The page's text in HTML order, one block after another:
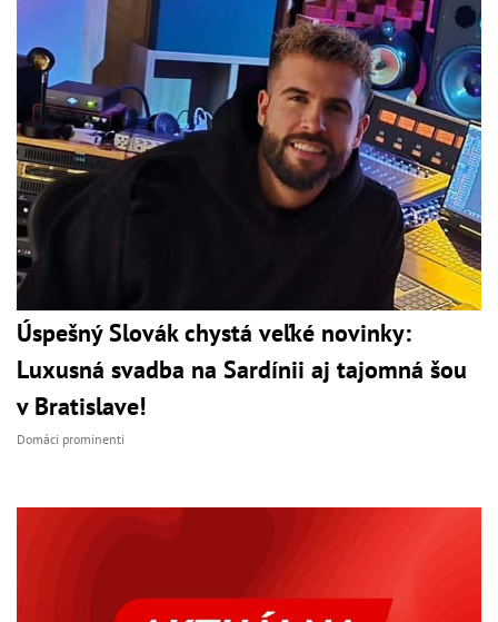
Úspešný Slovák chystá veľké novinky:
Luxusná svadba na Sardínii aj tajomná šou
v Bratislave!
Domáci prominenti